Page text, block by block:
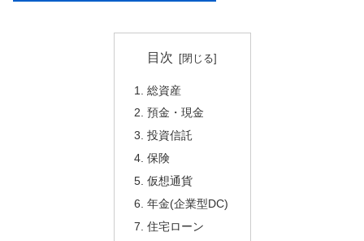
目次
総資産
預金・現金
投資信託
保険
仮想通貨
年金(企業型DC)
住宅ローン